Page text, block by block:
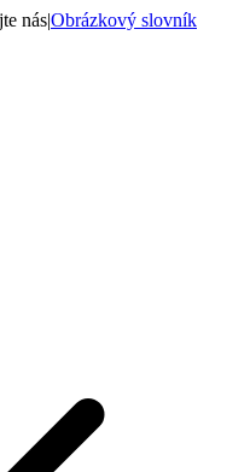
nás|Obrázkový slovník